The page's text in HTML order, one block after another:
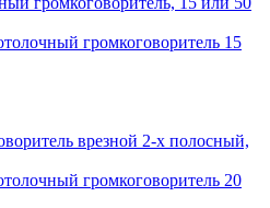
громкоговоритель 15
громкоговоритель 20